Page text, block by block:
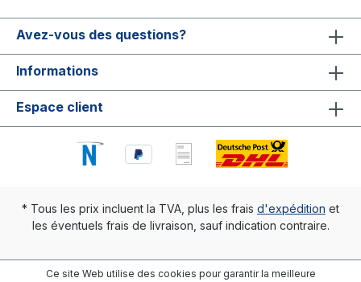
Avez-vous des questions?
Informations
Espace client
* Tous les prix incluent la TVA, plus les frais d'expédition et
les éventuels frais de livraison, sauf indication contraire.
Ce site Web utilise des cookies pour garantir la meilleure